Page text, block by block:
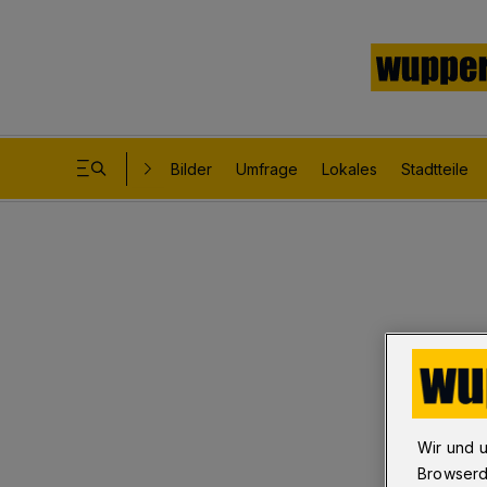
Bilder Umfrage Lokales Stadtteile
Wir und